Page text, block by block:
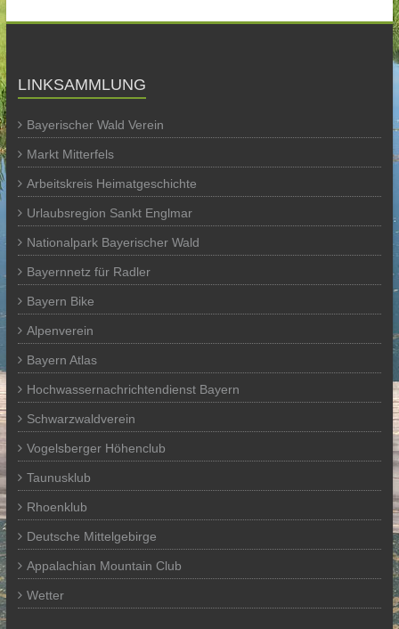
LINKSAMMLUNG
Bayerischer Wald Verein
Markt Mitterfels
Arbeitskreis Heimatgeschichte
Urlaubsregion Sankt Englmar
Nationalpark Bayerischer Wald
Bayernnetz für Radler
Bayern Bike
Alpenverein
Bayern Atlas
Hochwassernachrichtendienst Bayern
Schwarzwaldverein
Vogelsberger Höhenclub
Taunusklub
Rhoenklub
Deutsche Mittelgebirge
Appalachian Mountain Club
Wetter